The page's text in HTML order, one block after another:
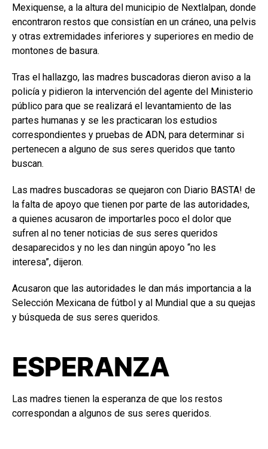
Mexiquense, a la altura del municipio de Nextlalpan, donde
encontraron restos que consistían en un cráneo, una pelvis
y otras extremidades inferiores y superiores en medio de
montones de basura.
Tras el hallazgo, las madres buscadoras dieron aviso a la
policía y pidieron la intervención del agente del Ministerio
público para que se realizará el levantamiento de las
partes humanas y se les practicaran los estudios
correspondientes y pruebas de ADN, para determinar si
pertenecen a alguno de sus seres queridos que tanto
buscan.
Las madres buscadoras se quejaron con Diario BASTA! de
la falta de apoyo que tienen por parte de las autoridades,
a quienes acusaron de importarles poco el dolor que
sufren al no tener noticias de sus seres queridos
desaparecidos y no les dan ningún apoyo “no les
interesa”, dijeron.
Acusaron que las autoridades le dan más importancia a la
Selección Mexicana de fútbol y al Mundial que a su quejas
y búsqueda de sus seres queridos.
ESPERANZA
Las madres tienen la esperanza de que los restos
correspondan a algunos de sus seres queridos.